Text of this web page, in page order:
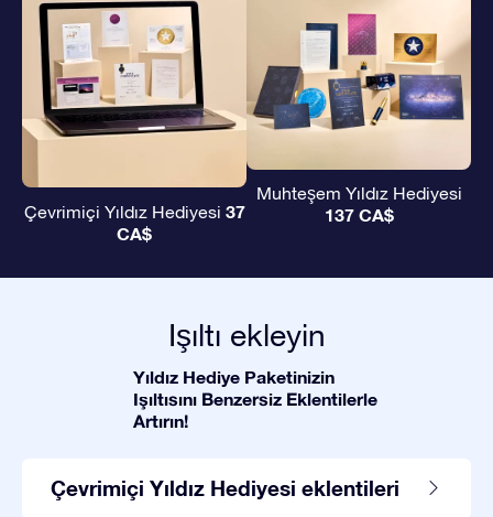
Çevrimiçi Yıldız Hediyesi 37
CA$
Muhteşem Yıldız Hediyesi
137 CA$
Işıltı ekleyin
Yıldız Hediye Paketinizin
Işıltısını Benzersiz Eklentilerle
Artırın!
Çevrimiçi Yıldız Hediyesi eklentileri